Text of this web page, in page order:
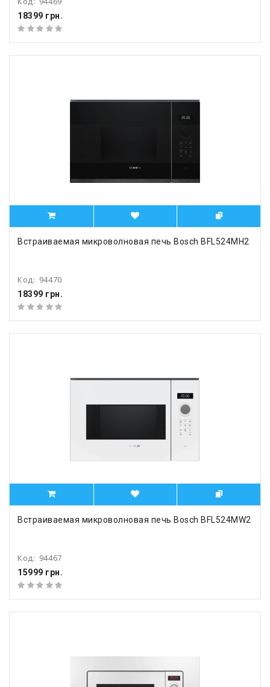
18399 грн.
Встраиваемая микроволновая печь Bosch BFL524MH2
Код: 94470
18399 грн.
Встраиваемая микроволновая печь Bosch BFL524MW2
Код: 94467
15999 грн.